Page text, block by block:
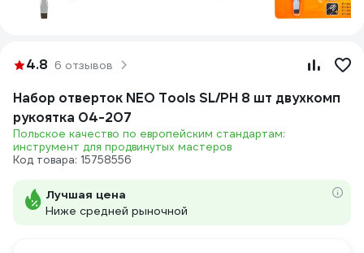
4.8 6 отзывов
Набор отверток NEO Tools SL/PH 8 шт двухкомп
рукоятка 04-207
Польское качество по европейским стандартам:
инструмент для продвинутых мастеров
Код товара: 15758556
Лучшая цена
Ниже средней рыночной